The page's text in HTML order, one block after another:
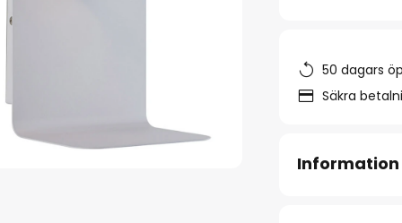
50 dagars
Säkra